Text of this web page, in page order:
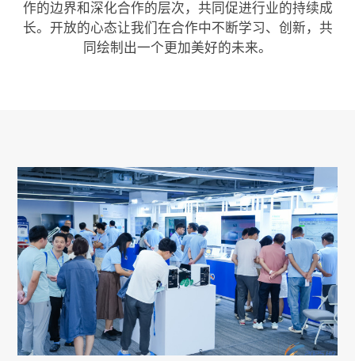
作的边界和深化合作的层次，共同促进行业的持续成
长。开放的心态让我们在合作中不断学习、创新，共
同绘制出一个更加美好的未来。